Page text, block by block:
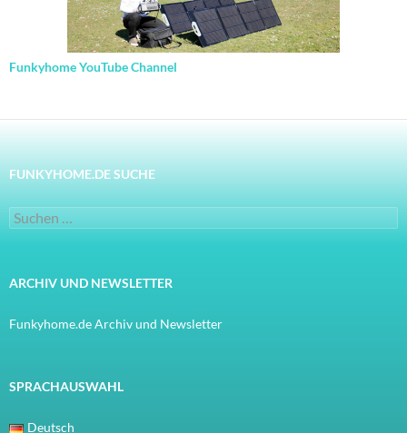
Funkyhome YouTube Channel
FUNKYHOME.DE SUCHE
Suchen
nach:
ARCHIV UND NEWSLETTER
Funkyhome.de Archiv und Newsletter
SPRACHAUSWAHL
Deutsch